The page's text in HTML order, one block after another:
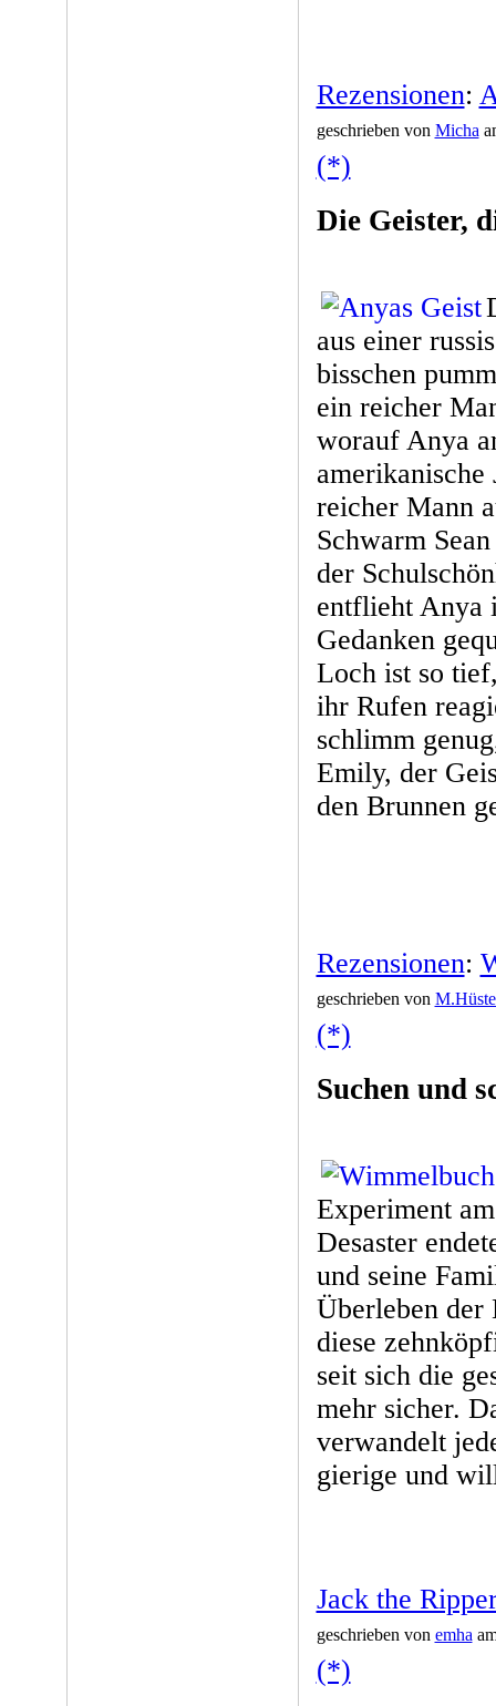
Rezensionen:
geschrieben von Micha
(*)
Die Geister,
aus einer
bisschen
ein reicher
worauf Anya
amerikanische
reicher Mann
Schwarm
der
entflieht Anya
Gedanken
Loch ist so
ihr Rufen
schlimm
Emily, der
den Brunnen
Rezensionen:
geschrieben von
(*)
Suchen und
Experiment
Desaster
und seine
Überleben der
diese
seit sich die
mehr sicher.
verwandelt
gierige und
Jack the
geschrieben von emha
(*)